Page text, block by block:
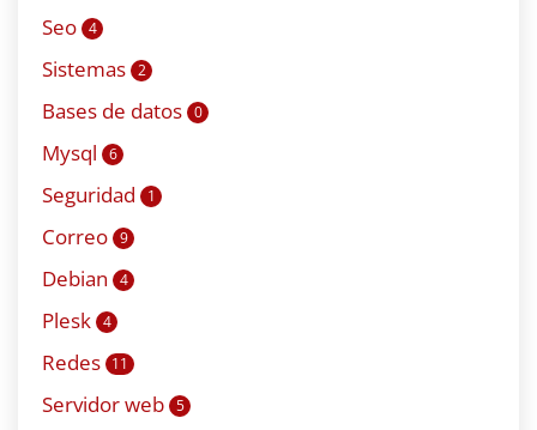
Seo 4
Sistemas 2
Bases de datos 0
Mysql 6
Seguridad 1
Correo 9
Debian 4
Plesk 4
Redes 11
Servidor web 5